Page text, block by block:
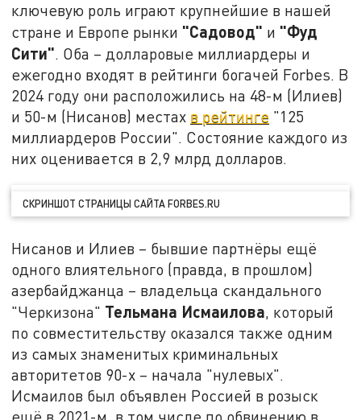
ключевую роль играют крупнейшие в нашей
стране и Европе рынки "Садовод" и "Фуд
Сити". Оба – долларовые миллиардеры и
ежегодно входят в рейтинги богачей Forbes. В
2024 году они расположились на 48-м (Илиев)
и 50-м (Нисанов) местах в рейтинге "125
миллиардеров России". Состояние каждого из
них оценивается в 2,9 млрд долларов.
СКРИНШОТ СТРАНИЦЫ САЙТА FORBES.RU
Нисанов и Илиев – бывшие партнёры ещё
одного влиятельного (правда, в прошлом)
азербайджанца – владельца скандального
"Черкизона" Тельмана Исмаилова, который
по совместительству оказался также одним
из самых знаменитых криминальных
авторитетов 90-х – начала "нулевых".
Исмаилов был объявлен Россией в розыск
ещё в 2021-м, в том числе по обвинению в